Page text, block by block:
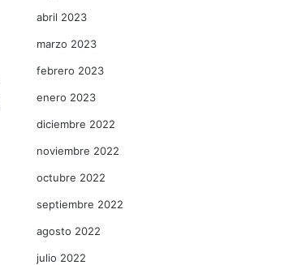
abril 2023
marzo 2023
febrero 2023
enero 2023
diciembre 2022
noviembre 2022
octubre 2022
septiembre 2022
agosto 2022
julio 2022